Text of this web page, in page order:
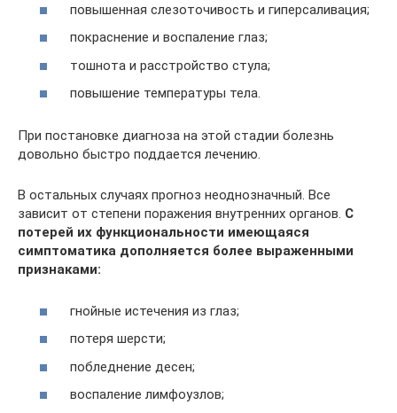
повышенная слезоточивость и гиперсаливация;
покраснение и воспаление глаз;
тошнота и расстройство стула;
повышение температуры тела.
При постановке диагноза на этой стадии болезнь
довольно быстро поддается лечению.
В остальных случаях прогноз неоднозначный. Все
зависит от степени поражения внутренних органов. С
потерей их функциональности имеющаяся
симптоматика дополняется более выраженными
признаками:
гнойные истечения из глаз;
потеря шерсти;
побледнение десен;
воспаление лимфоузлов;